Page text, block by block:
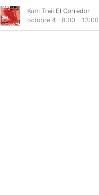
Kom Trail El Corredor
octubre 4--8:00- 13:00